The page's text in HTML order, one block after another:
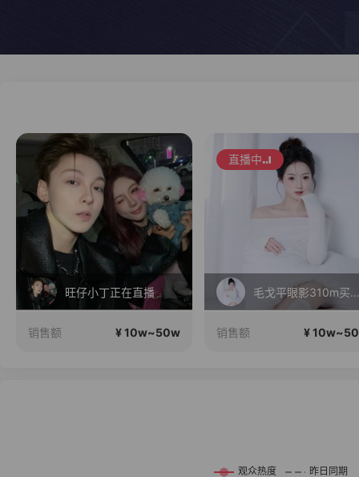
旺仔小丁正在直播
销售额 ¥ 10w~50w
直播中
毛戈平眼影310m买正送正！
销售额 ¥